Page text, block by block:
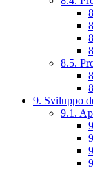
8.5.
9. Sviluppo
9.1.